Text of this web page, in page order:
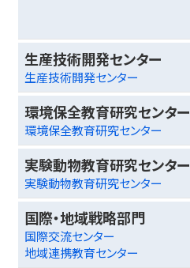
生産技術開発センター
生産技術開発センター
環境保全教育研究センター
環境保全教育研究センター
実験動物教育研究センター
実験動物教育研究センター
国際・地域戦略部門
国際交流センター
地域連携教育センター